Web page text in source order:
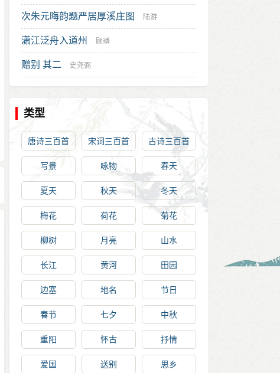
次朱元晦韵题严居厚溪庄图 陆游
潇江泛舟入道州 顾璘
赠别 其二 史尧弼
类型
唐诗三百首 宋词三百首 古诗三百首
写景 咏物 春天
夏天 秋天 冬天
梅花 荷花 菊花
柳树 月亮 山水
长江 黄河 田园
边塞 地名 节日
春节 七夕 中秋
重阳 怀古 抒情
爱国 送别 思乡